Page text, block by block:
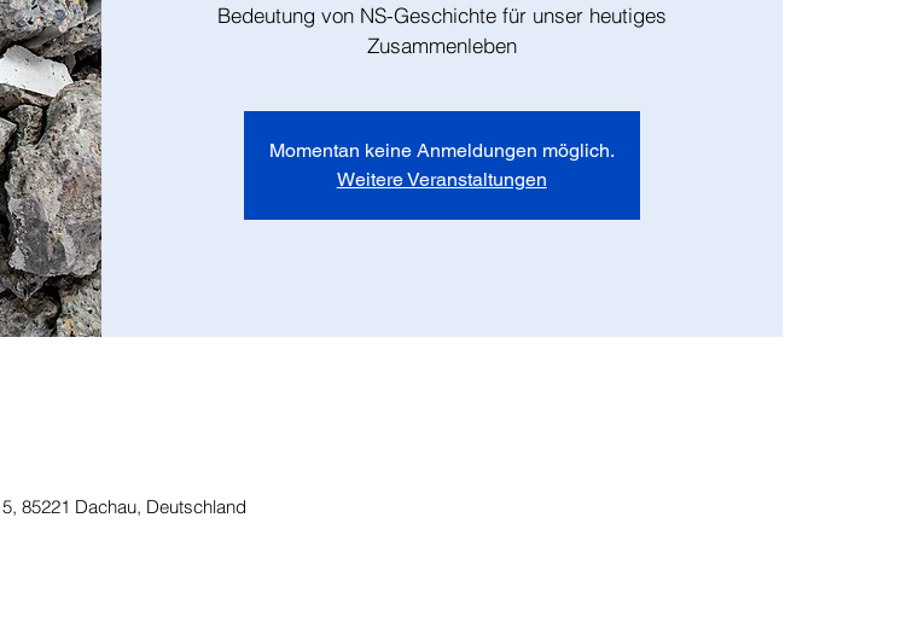
Bedeutung von NS-Geschichte für unser heutiges
Zusammenleben
Momentan keine Anmeldungen möglich.
Weitere Veranstaltungen
85221 Dachau, Deutschland